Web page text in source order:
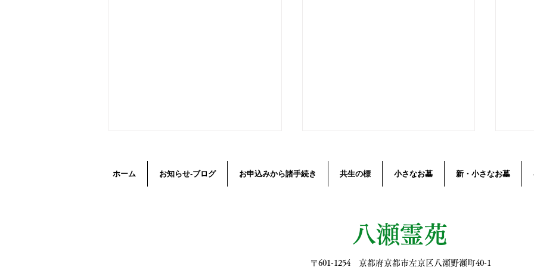
ホーム お知らせ-ブログ お申込みから諸手続き 共生の標 小さなお墓 新・小さなお墓
八瀬霊苑
〒601-1254 京都府京都市左京区八瀬野瀬町40-1